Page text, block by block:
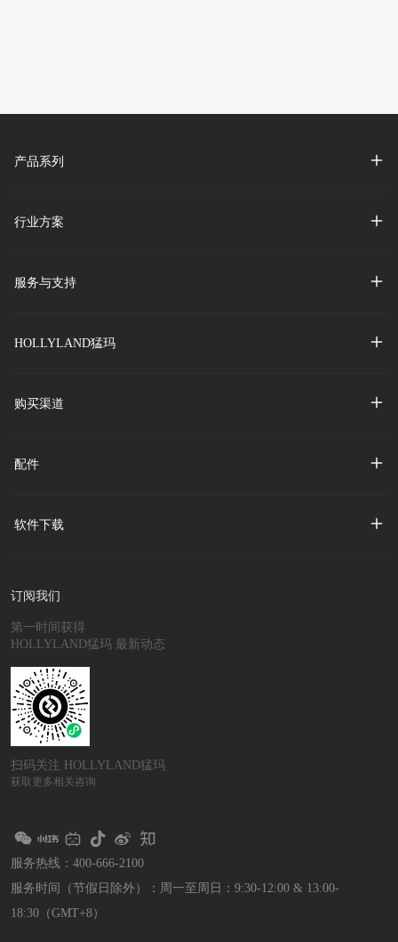
产品系列
行业方案
服务与支持
HOLLYLAND猛玛
购买渠道
配件
软件下载
订阅我们
第一时间获得
HOLLYLAND猛玛 最新动态
扫码关注 HOLLYLAND猛玛
获取更多相关咨询
服务热线：400-666-2100
服务时间（节假日除外）： 周一至周日：9:30-12:00 & 13:00-
18:30（GMT+8）